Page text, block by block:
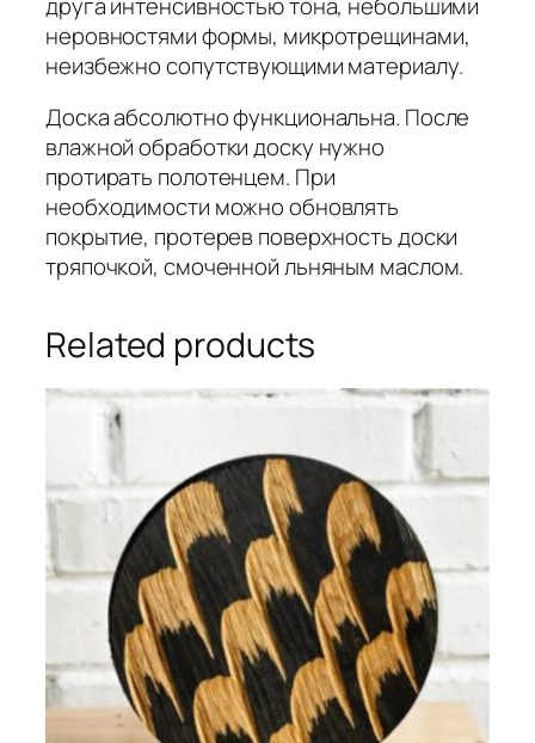
неровностями формы, микротрещинами,
неизбежно сопутствующими материалу.
Доска абсолютно функциональна. После
влажной обработки доску нужно
протирать полотенцем. При
необходимости можно обновлять
покрытие, протерев поверхность доски
тряпочкой, смоченной льняным маслом.
Related products